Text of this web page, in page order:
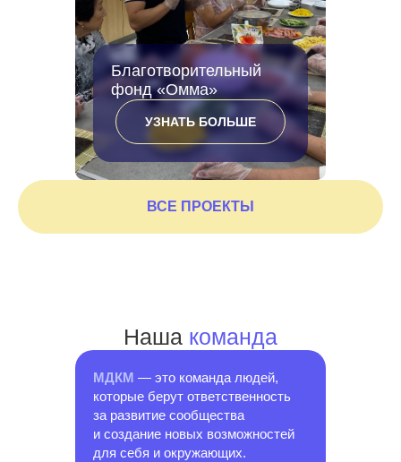
Благотворительный
фонд «Омма»
УЗНАТЬ БОЛЬШЕ
ВСЕ ПРОЕКТЫ
Наша команда
МДКМ — это команда людей,
которые берут ответственность
за развитие сообщества
и создание новых возможностей
для себя и окружающих.